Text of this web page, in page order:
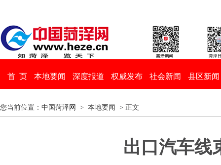
首 页 本地要闻 深度报道 权威发布 社会新闻 县区新闻
您当前位置： 中国菏泽网 > 本地要闻 > 正文
出口汽车线